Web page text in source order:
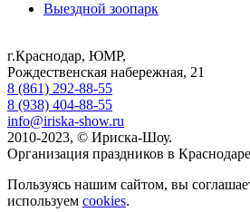
Выездной зоопарк
г.Краснодар, ЮМР,
Рождественская набережная, 21
8 (861) 292-88-55
8 (938) 404-88-55
info@iriska-show.ru
2010-2023, © Ириска-Шоу.
Организация праздников в
Пользуясь нашим сайтом, вы
используем cookies.